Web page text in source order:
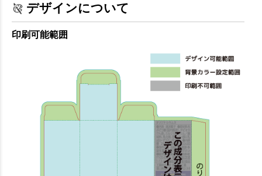
デザインについて
印刷可能範囲